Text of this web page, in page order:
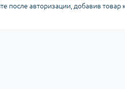
после авторизации, добавив товар